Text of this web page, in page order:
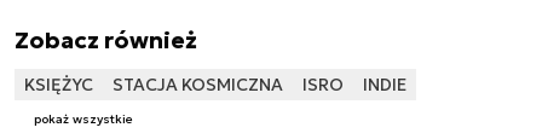
Zobacz również
KSIĘŻYC STACJA KOSMICZNA ISRO INDIE
pokaż wszystkie